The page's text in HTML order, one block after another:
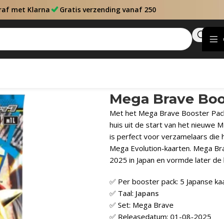
met Klarna Gratis verzending vanaf 250
Mega Brave
Met het Mega Brave Booster
huis uit de start van het nieuwe
is perfect voor verzamelaars die
Mega Evolution-kaarten. Mega
2025 in Japan en vormde later
✅ Per booster pack: 5 Japanse
✅ Taal: Japans
✅ Set: Mega Brave
✅ Releasedatum: 01-08-2025